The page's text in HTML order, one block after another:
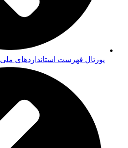
پورتال فهرست استانداردهای ملی